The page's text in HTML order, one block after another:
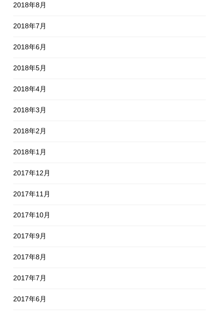
2018年8月
2018年7月
2018年6月
2018年5月
2018年4月
2018年3月
2018年2月
2018年1月
2017年12月
2017年11月
2017年10月
2017年9月
2017年8月
2017年7月
2017年6月